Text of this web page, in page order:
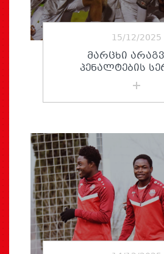
15/12/2025
ᲛᲐᲠᲪᲮᲘ
ᲞᲔᲜᲐᲚᲢᲔᲑᲘᲡ